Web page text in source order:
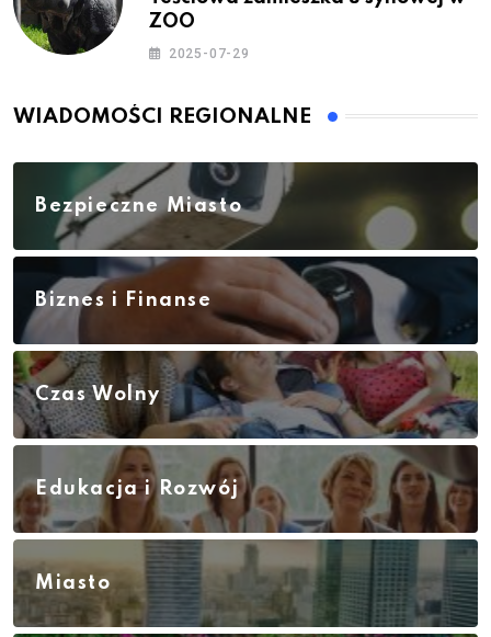
ZOO
2025-07-29
WIADOMOŚCI REGIONALNE
Bezpieczne Miasto
Biznes i Finanse
Czas Wolny
Edukacja i Rozwój
Miasto